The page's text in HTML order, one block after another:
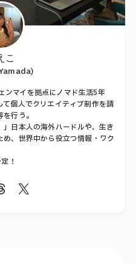
こ
マイを拠点にノマド生活5年
個人でクリエイティブ制作を請
行う。
」日本人の海外ハードルや、生き
、世界中から役立つ情報・ワク
！